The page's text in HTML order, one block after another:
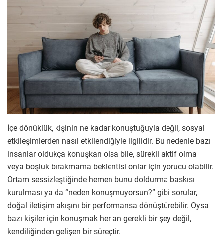
İçe dönüklük, kişinin ne kadar konuştuğuyla değil, sosyal
etkileşimlerden nasıl etkilendiğiyle ilgilidir. Bu nedenle bazı
insanlar oldukça konuşkan olsa bile, sürekli aktif olma
veya boşluk bırakmama beklentisi onlar için yorucu olabilir.
Ortam sessizleştiğinde hemen bunu doldurma baskısı
kurulması ya da “neden konuşmuyorsun?” gibi sorular,
doğal iletişim akışını bir performansa dönüştürebilir. Oysa
bazı kişiler için konuşmak her an gerekli bir şey değil,
kendiliğinden gelişen bir süreçtir.